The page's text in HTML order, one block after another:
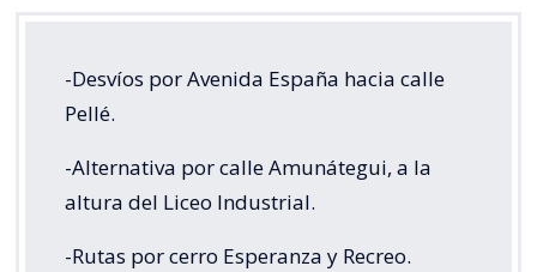
-Desvíos por Avenida España hacia calle
Pellé.
-Alternativa por calle Amunátegui, a la
altura del Liceo Industrial.
-Rutas por cerro Esperanza y Recreo.